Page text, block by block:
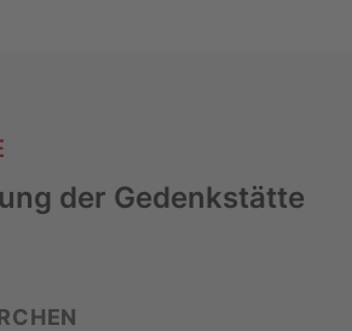
der Gedenkstätte